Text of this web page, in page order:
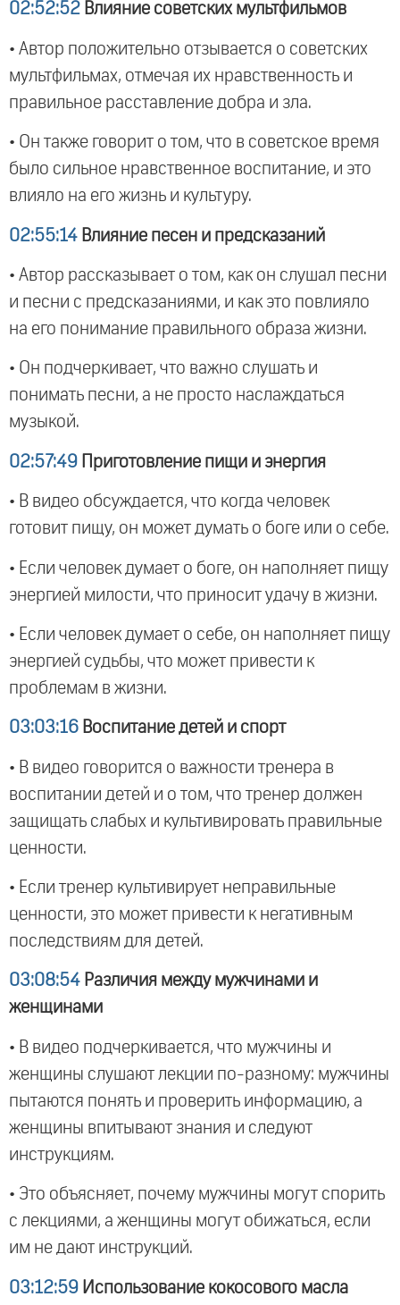
02:52:52 Влияние советских мультфильмов
• Автор положительно отзывается о советских
мультфильмах, отмечая их нравственность и
правильное расставление добра и зла.
• Он также говорит о том, что в советское время
было сильное нравственное воспитание, и это
влияло на его жизнь и культуру.
02:55:14 Влияние песен и предсказаний
• Автор рассказывает о том, как он слушал песни
и песни с предсказаниями, и как это повлияло
на его понимание правильного образа жизни.
• Он подчеркивает, что важно слушать и
понимать песни, а не просто наслаждаться
музыкой.
02:57:49 Приготовление пищи и энергия
• В видео обсуждается, что когда человек
готовит пищу, он может думать о боге или о себе.
• Если человек думает о боге, он наполняет пищу
энергией милости, что приносит удачу в жизни.
• Если человек думает о себе, он наполняет пищу
энергией судьбы, что может привести к
проблемам в жизни.
03:03:16 Воспитание детей и спорт
• В видео говорится о важности тренера в
воспитании детей и о том, что тренер должен
защищать слабых и культивировать правильные
ценности.
• Если тренер культивирует неправильные
ценности, это может привести к негативным
последствиям для детей.
03:08:54 Различия между мужчинами и
женщинами
• В видео подчеркивается, что мужчины и
женщины слушают лекции по-разному: мужчины
пытаются понять и проверить информацию, а
женщины впитывают знания и следуют
инструкциям.
• Это объясняет, почему мужчины могут спорить
с лекциями, а женщины могут обижаться, если
им не дают инструкций.
03:12:59 Использование кокосового масла